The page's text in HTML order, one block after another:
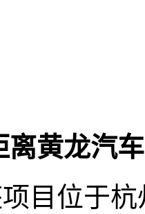
离黄龙汽
目位于